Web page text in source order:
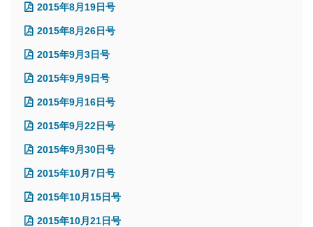
2015年8月19日号
2015年8月26日号
2015年9月3日号
2015年9月9日号
2015年9月16日号
2015年9月22日号
2015年9月30日号
2015年10月7日号
2015年10月15日号
2015年10月21日号